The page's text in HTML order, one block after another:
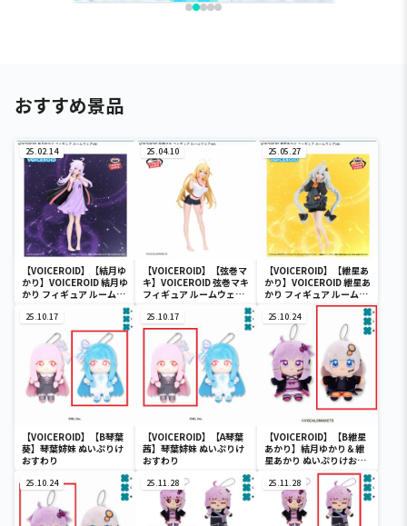
おすすめ景品
25.02.14
【VOICEROID】【結月ゆ
かり】VOICEROID 結月ゆ
かり フィギュア ルームウ
25.04.10
【VOICEROID】【弦巻マ
キ】VOICEROID 弦巻マキ
フィギュア ルームウェア
25.05.27
【VOICEROID】【紲星あ
かり】VOICEROID 紲星あ
かり フィギュア ルームウ
25.10.17
【VOICEROID】【B琴葉
葵】琴葉姉妹 ぬいぷりけ
おすわり
25.10.17
【VOICEROID】【A琴葉
茜】琴葉姉妹 ぬいぷりけ
おすわり
25.10.24
【VOICEROID】【B紲星
あかり】結月ゆかり＆紲
星あかり ぬいぷりけおす
25.10.24 25.11.28 25.11.28